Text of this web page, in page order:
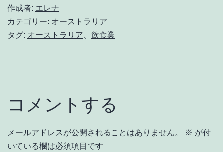
作成者: エレナ
カテゴリー: オーストラリア
タグ: オーストラリア 飲食業
コメントする
メールアドレスが公開されることはありません。 ※ が付
いている欄は必須項目です